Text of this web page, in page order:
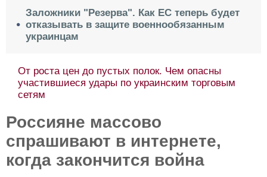
Заложники "Резерва". Как ЕС теперь будет
отказывать в защите военнообязанным
украинцам
От роста цен до пустых полок. Чем опасны
участившиеся удары по украинским торговым
сетям
Россияне массово
спрашивают в интернете,
когда закончится война